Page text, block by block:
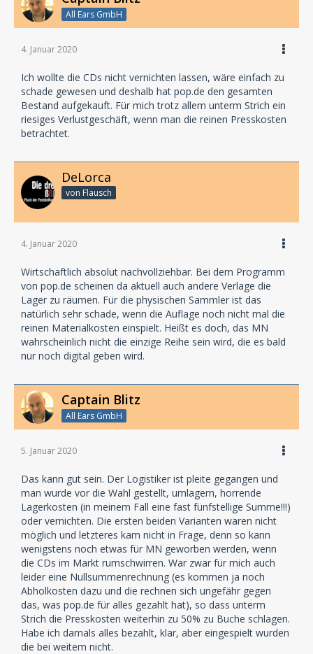
All Ears GmbH
4. Januar 2020
Ich wollte die CDs nicht vernichten lassen, wäre einfach zu
schade gewesen und deshalb hat pop.de den gesamten
Bestand aufgekauft. Für mich trotz allem unterm Strich ein
riesiges Verlustgeschäft, wenn man die reinen Presskosten
betrachtet.
DeLorca
von Flausch
4. Januar 2020
Wirtschaftlich absolut nachvollziehbar. Bei dem Programm
von pop.de scheinen da aktuell auch andere Verlage die
Lager zu räumen. Für die physischen Sammler ist das
natürlich sehr schade, wenn die Auflage noch nicht mal die
reinen Materialkosten einspielt. Heißt es doch, das MN
wahrscheinlich nicht die einzige Reihe sein wird, die es bald
nur noch digital geben wird.
Captain Blitz
All Ears GmbH
5. Januar 2020
Das kann gut sein. Der Logistiker ist pleite gegangen und
man wurde vor die Wahl gestellt, umlagern, horrende
Lagerkosten (in meinem Fall eine fast fünfstellige Summe!!!)
oder vernichten. Die ersten beiden Varianten waren nicht
möglich und letzteres kam nicht in Frage, denn so kann
wenigstens noch etwas für MN geworben werden, wenn
die CDs im Markt rumschwirren. War zwar für mich auch
leider eine Nullsummenrechnung (es kommen ja noch
Abholkosten dazu und die rechnen sich ungefähr gegen
das, was pop.de für alles gezahlt hat), so dass unterm
Strich die Presskosten weiterhin zu 50% zu Buche schlagen.
Habe ich damals alles bezahlt, klar, aber eingespielt wurden
die bei weitem nicht.